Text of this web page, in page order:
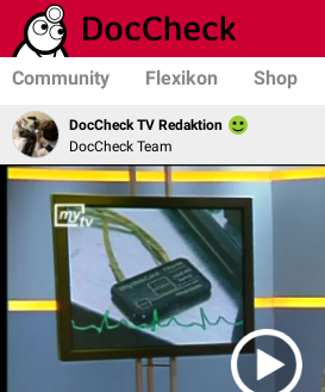
Community Flexikon Shop
DocCheck TV Redaktion
DocCheck Team